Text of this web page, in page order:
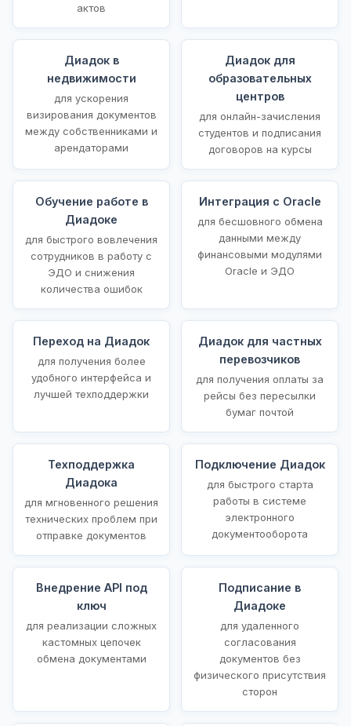
актов
Диадок в
недвижимости
для ускорения
визирования документов
между собственниками и
арендаторами
Диадок для
образовательных
центров
для онлайн-зачисления
студентов и подписания
договоров на курсы
Обучение работе в
Диадоке
для быстрого вовлечения
сотрудников в работу с
ЭДО и снижения
количества ошибок
Интеграция с Oracle
для бесшовного обмена
данными между
финансовыми модулями
Oracle и ЭДО
Переход на Диадок
для получения более
удобного интерфейса и
лучшей техподдержки
Диадок для частных
перевозчиков
для получения оплаты за
рейсы без пересылки
бумаг почтой
Техподдержка
Диадока
для мгновенного решения
технических проблем при
отправке документов
Подключение Диадок
для быстрого старта
работы в системе
электронного
документооборота
Внедрение API под
ключ
для реализации сложных
кастомных цепочек
обмена документами
Подписание в
Диадоке
для удаленного
согласования
документов без
физического присутствия
сторон